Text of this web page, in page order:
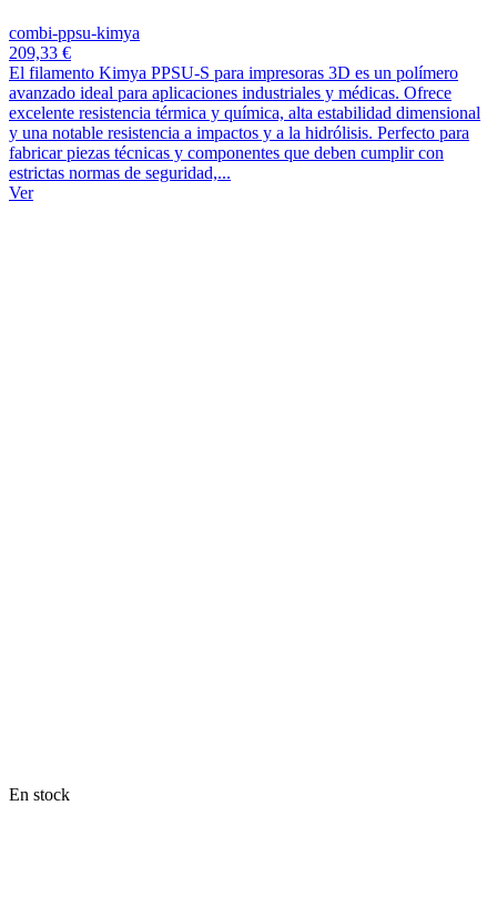
combi-ppsu-kimya
209,33 €
El filamento Kimya PPSU-S para impresoras 3D es un polímero
avanzado ideal para aplicaciones industriales y médicas. Ofrece
excelente resistencia térmica y química, alta estabilidad dimensional
y una notable resistencia a impactos y a la hidrólisis. Perfecto para
fabricar piezas técnicas y componentes que deben cumplir con
estrictas normas de seguridad,...
Ver
En stock